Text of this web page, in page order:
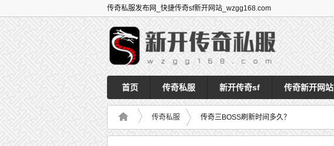
传奇私服发布网_快捷传奇sf新开网站_wzgg168.com
首页 传奇私服 新开传奇sf 传奇新开网站
传奇私服 传奇三BOSS刷新时间多久？